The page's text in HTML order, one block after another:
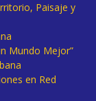
Paisaje y
Mundo Mejor”
en Red